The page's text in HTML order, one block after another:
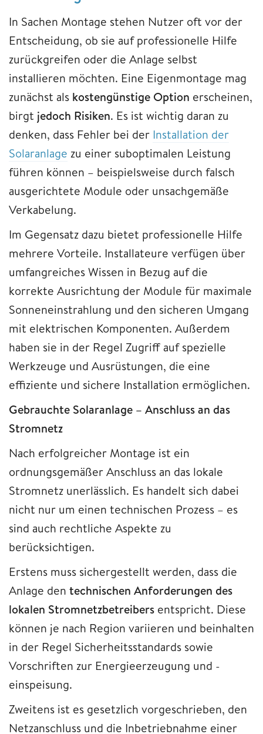
In Sachen Montage stehen Nutzer oft vor der
Entscheidung, ob sie auf professionelle Hilfe
zurückgreifen oder die Anlage selbst
installieren möchten. Eine Eigenmontage mag
zunächst als kostengünstige Option erscheinen,
birgt jedoch Risiken. Es ist wichtig daran zu
denken, dass Fehler bei der Installation der
Solaranlage zu einer suboptimalen Leistung
führen können – beispielsweise durch falsch
ausgerichtete Module oder unsachgemäße
Verkabelung.
Im Gegensatz dazu bietet professionelle Hilfe
mehrere Vorteile. Installateure verfügen über
umfangreiches Wissen in Bezug auf die
korrekte Ausrichtung der Module für maximale
Sonneneinstrahlung und den sicheren Umgang
mit elektrischen Komponenten. Außerdem
haben sie in der Regel Zugriff auf spezielle
Werkzeuge und Ausrüstungen, die eine
effiziente und sichere Installation ermöglichen.
Gebrauchte Solaranlage – Anschluss an das
Stromnetz
Nach erfolgreicher Montage ist ein
ordnungsgemäßer Anschluss an das lokale
Stromnetz unerlässlich. Es handelt sich dabei
nicht nur um einen technischen Prozess – es
sind auch rechtliche Aspekte zu
berücksichtigen.
Erstens muss sichergestellt werden, dass die
Anlage den technischen Anforderungen des
lokalen Stromnetzbetreibers entspricht. Diese
können je nach Region variieren und beinhalten
in der Regel Sicherheitsstandards sowie
Vorschriften zur Energieerzeugung und -
einspeisung.
Zweitens ist es gesetzlich vorgeschrieben, den
Netzanschluss und die Inbetriebnahme einer